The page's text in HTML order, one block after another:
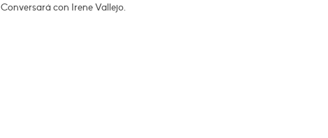
Conversará con Irene Vallejo.